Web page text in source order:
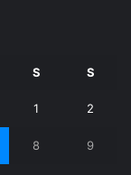
S S
1 2
8 9